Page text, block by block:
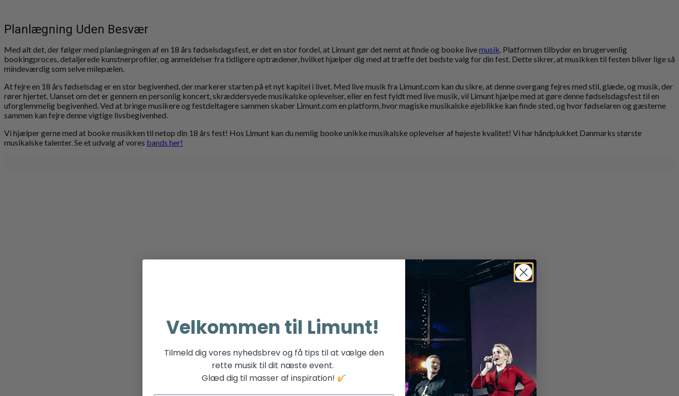
Planlægning Uden Besvær
Med alt det, der følger med planlægningen af en 18 års fødselsdagsfest, er det en stor fordel, at Limunt gør det nemt at finde og booke livemusik. Platformen tilbyder en brugervenlig
bookingproces, detaljerede kunstnerprofiler, og anmeldelser fra tidligere optrædener, hvilket hjælper dig med at træffe det bedste valg for din fest. Dette sikrer, at musikken til festen bliver lige så
mindeværdig som selve milepælen.
At fejre en 18 års fødselsdag er en stor begivenhed, der markerer starten på et nyt kapitel i livet. Med live musik fra Limunt.com kan du sikre, at denne overgang fejres med stil, glæde, og musik, der
rører hjertet. Uanset om det er gennem en personlig koncert, skræddersyede musikalske oplevelser, eller en fest fyldt med live musik, vil Limunt hjælpe med at gøre denne fødselsdagsfest til en
uforglemmelig begivenhed. Ved at bringe musikere og festdeltagere sammen skaber Limunt.com en platform, hvor magiske musikalske øjeblikke kan finde sted, og hvor fødselaren og gæsterne
sammen kan fejre denne vigtige livsbegivenhed.
Vi hjælper gerne med at booke musikken til netop din 18 års fest! Hos Limunt kan du nemlig booke unikke musikalske oplevelser af højeste kvalitet! Vi har håndplukket Danmarks største
musikalske talenter. Se et udvalg af vores bands her!
Velkommen til Limunt!
Tilmeld dig vores nyhedsbrev og få tips til at vælge den
rette musik til dit næste event.
Glæd dig til masser af inspiration!